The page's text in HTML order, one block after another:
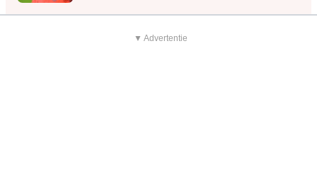
▼ Advertentie